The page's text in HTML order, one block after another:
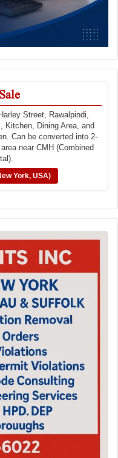
Street, Rawalpindi,
Kitchen, Dining Area, and
Can be converted into 2-
near CMH (Combined
York, USA)